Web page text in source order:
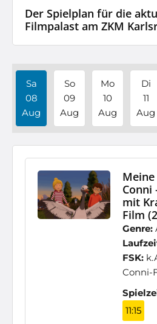
Der Spielplan für die
Filmpalast am ZKM
Sa
08
Aug
So
09
Aug
Mo
10
Aug
Di
11
Aug
Conni
mit
Film
Genre:
FSK:
Conni-
11:15